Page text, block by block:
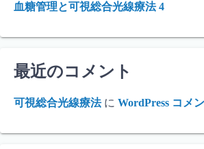
血糖管理と可視総合光線療法 4
最近のコメント
可視総合光線療法に WordPress コメ